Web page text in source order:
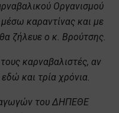
Οργανισμού
καραντίνας και με
ζήλευε ο κ. Βρούτσης.
καρναβαλιστές, αν
και τρία χρόνια.
του ΔΗΠΕΘΕ